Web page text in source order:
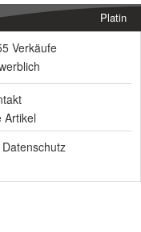
Platin
Verkäufe
Artikel
Datenschutz